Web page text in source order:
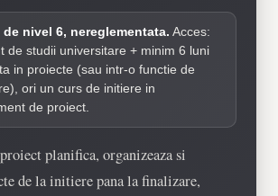
de nivel 6, nereglementata. Acces:
de studii universitare + minim 6 luni
in proiecte (sau intr-o functie de
ori un curs de initiere in
de proiect.
planifica, organizeaza si
de la initiere pana la finalizare,